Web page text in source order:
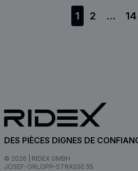
1 2 ... 14
DES PIÈCES DIGNES DE
© 2026 | RIDEX GMBH
JOSEF-ORLOPP-STRASSE 55